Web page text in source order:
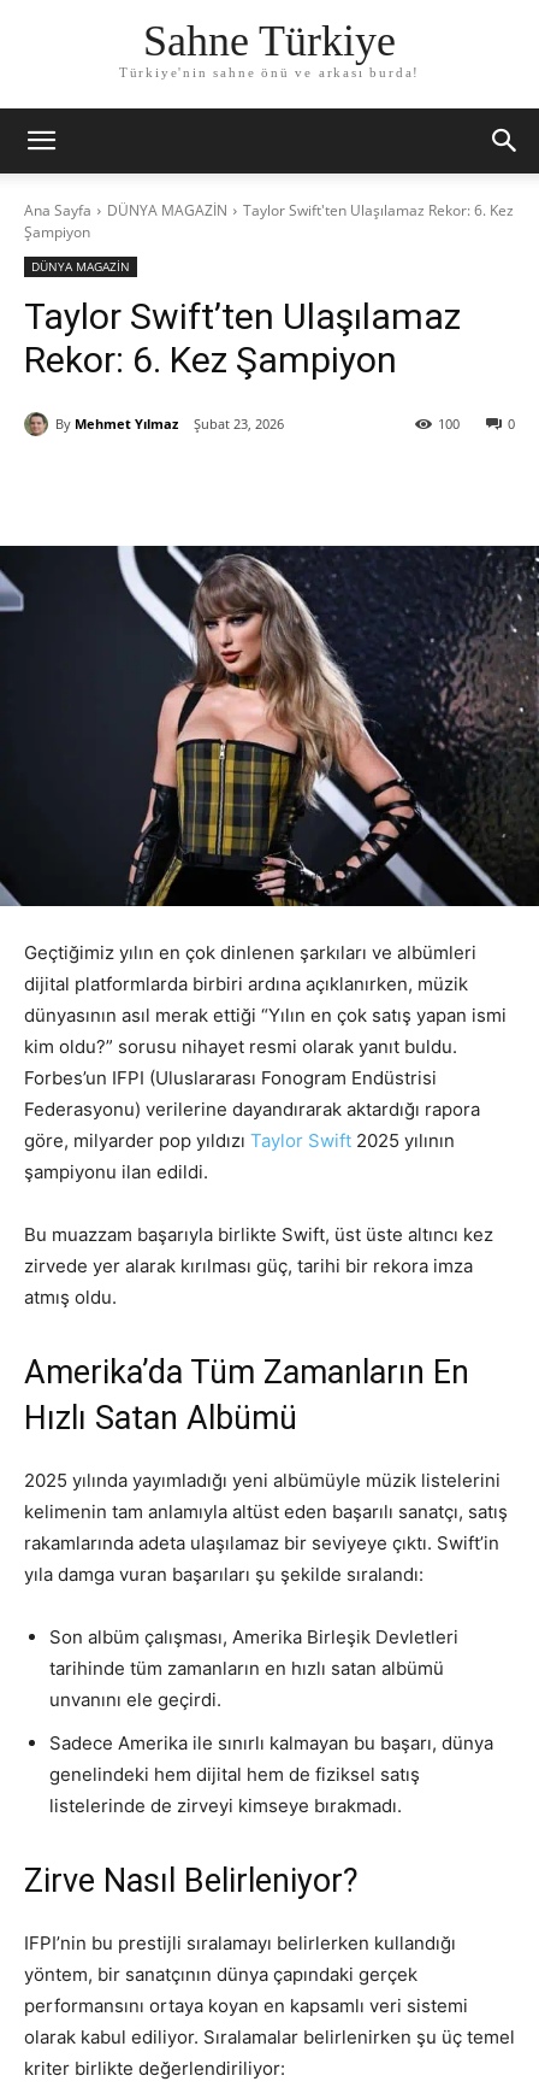
Sahne Türkiye
Türkiye'nin sahne önü ve arkası burda!
Ana Sayfa DÜNYA MAGAZİN
Taylor Swift'ten Ulaşılamaz Rekor: 6. Kez
Şampiyon
DÜNYA MAGAZİN
Taylor Swift’ten Ulaşılamaz
Rekor: 6. Kez Şampiyon
By Mehmet Yılmaz Şubat 23, 2026 0
100
Geçtiğimiz yılın en çok dinlenen şarkıları ve albümleri
dijital platformlarda birbiri ardına açıklanırken, müzik
dünyasının asıl merak ettiği “Yılın en çok satış yapan ismi
kim oldu?” sorusu nihayet resmi olarak yanıt buldu.
Forbes’un IFPI (Uluslararası Fonogram Endüstrisi
Federasyonu) verilerine dayandırarak aktardığı rapora
göre, milyarder pop yıldızı Taylor Swift 2025 yılının
şampiyonu ilan edildi.
Bu muazzam başarıyla birlikte Swift, üst üste altıncı kez
zirvede yer alarak kırılması güç, tarihi bir rekora imza
atmış oldu.
Amerika’da Tüm Zamanların En
Hızlı Satan Albümü
2025 yılında yayımladığı yeni albümüyle müzik listelerini
kelimenin tam anlamıyla altüst eden başarılı sanatçı, satış
rakamlarında adeta ulaşılamaz bir seviyeye çıktı. Swift’in
yıla damga vuran başarıları şu şekilde sıralandı:
Son albüm çalışması, Amerika Birleşik Devletleri
tarihinde tüm zamanların en hızlı satan albümü
unvanını ele geçirdi.
Sadece Amerika ile sınırlı kalmayan bu başarı, dünya
genelindeki hem dijital hem de fiziksel satış
listelerinde de zirveyi kimseye bırakmadı.
Zirve Nasıl Belirleniyor?
IFPI’nin bu prestijli sıralamayı belirlerken kullandığı
yöntem, bir sanatçının dünya çapındaki gerçek
performansını ortaya koyan en kapsamlı veri sistemi
olarak kabul ediliyor. Sıralamalar belirlenirken şu üç temel
kriter birlikte değerlendiriliyor: